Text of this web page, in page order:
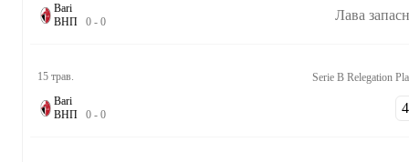
Bari
ВНП 0 - 0 Лава
15 трав.
Serie B Relegation
Bari
ВНП 0 - 0